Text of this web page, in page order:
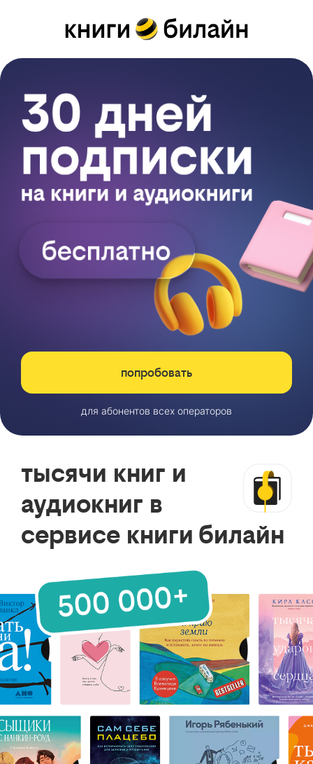
попробовать
для абонентов всех операторов
тысячи книг и
аудиокниг в
сервисе книги билайн